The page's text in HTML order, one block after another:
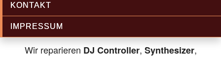
KONTAKT
IMPRESSUM
Musikelektronik & Audiotechnik
Reparatur
Wir reparieren DJ Controller, Synthesizer,